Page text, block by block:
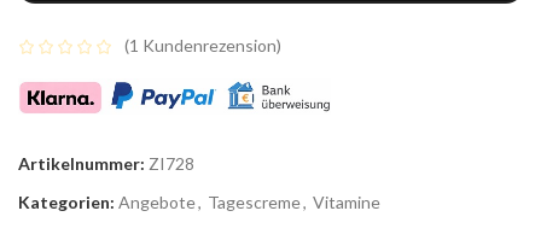
(1 Kundenrezension)
Artikelnummer: ZI728
Kategorien: Angebote, Tagescreme, Vitamine